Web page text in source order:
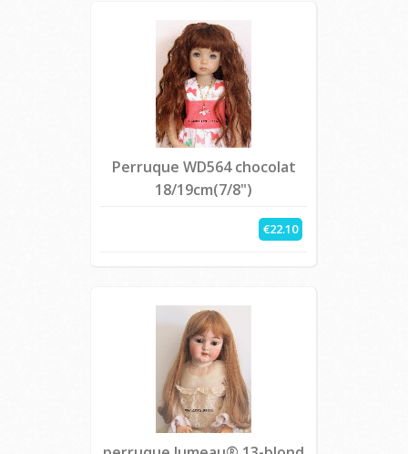
Perruque WD564 chocolat
18/19cm(7/8")
€22.10